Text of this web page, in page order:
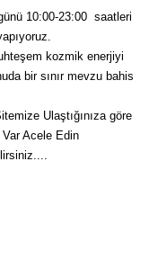
10:00-23:00 saatleri
kozmik enerjiyi
bir sınır mevzu bahis
Ulaştığınıza göre
Acele Edin